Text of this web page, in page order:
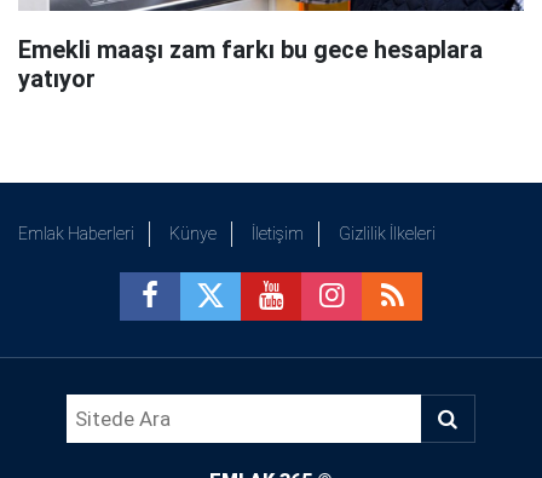
Emekli maaşı zam farkı bu gece hesaplara
yatıyor
Emlak Haberleri Künye İletişim Gizlilik İlkeleri